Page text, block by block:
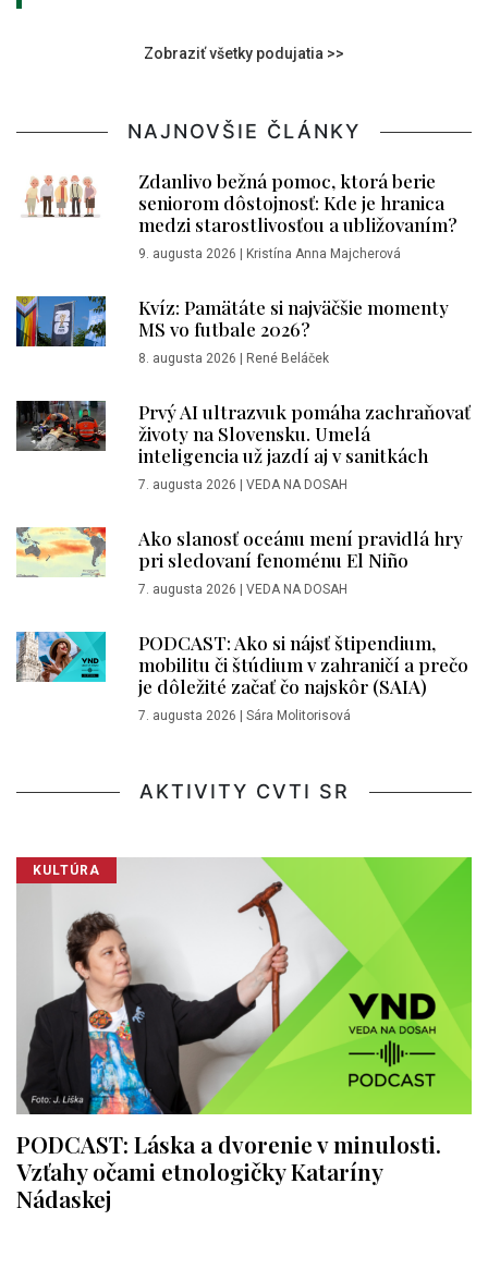
Zobraziť všetky podujatia >>
NAJNOVŠIE ČLÁNKY
Zdanlivo bežná pomoc, ktorá berie
seniorom dôstojnosť: Kde je hranica
medzi starostlivosťou a ubližovaním?
9. augusta 2026 | Kristína Anna Majcherová
Kvíz: Pamätáte si najväčšie momenty
MS vo futbale 2026?
8. augusta 2026 | René Beláček
Prvý AI ultrazvuk pomáha zachraňovať
životy na Slovensku. Umelá
inteligencia už jazdí aj v sanitkách
7. augusta 2026 | VEDA NA DOSAH
Ako slanosť oceánu mení pravidlá hry
pri sledovaní fenoménu El Niño
7. augusta 2026 | VEDA NA DOSAH
PODCAST: Ako si nájsť štipendium,
mobilitu či štúdium v zahraničí a prečo
je dôležité začať čo najskôr (SAIA)
7. augusta 2026 | Sára Molitorisová
AKTIVITY CVTI SR
KULTÚRA
PODCAST: Láska a dvorenie v minulosti.
Vzťahy očami etnologičky Kataríny
Nádaskej